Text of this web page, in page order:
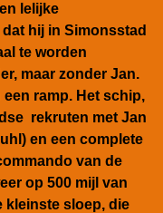
lelijke
hij in Simonsstad
te worden
maar zonder Jan.
ramp. Het schip,
rekruten met Jan
en een complete
van de
op 500 mijl van
kleinste sloep, die